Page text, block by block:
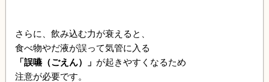
さらに、飲み込む力が衰えると、
食べ物やだ液が誤って気管に入る
「誤嚥（ごえん）」 が起きやすくなるため
注意が必要です。